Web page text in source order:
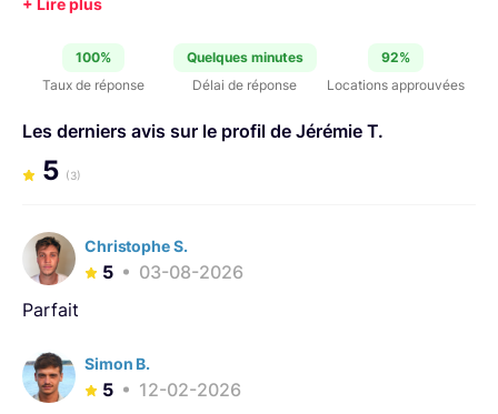
100%
Taux de réponse
Quelques minutes
Délai de réponse
92%
Locations approuvées
Les derniers avis sur le profil de Jérémie T.
5 (3)
Christophe S.
5
03-08-2026
Parfait
Simon B.
5
12-02-2026